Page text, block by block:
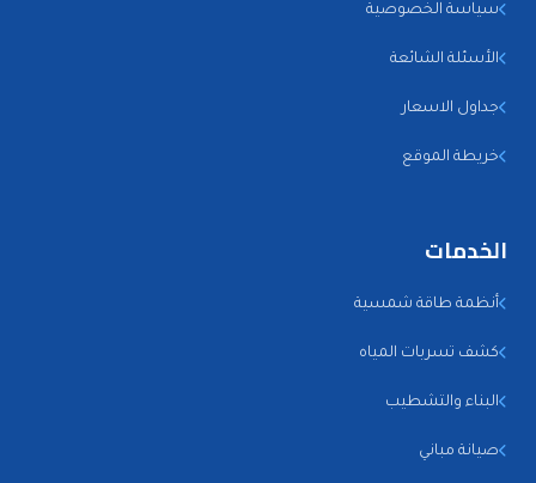
سياسة الخصوصية
الأسئلة الشائعة
جداول الاسعار
خريطة الموقع
الخدمات
أنظمة طاقة شمسية
كشف تسربات المياه
البناء والتشطيب
صيانة مباني